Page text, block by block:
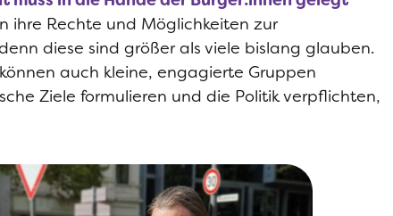
ihre Rechte und Möglichkeiten zur
diese sind größer als viele bislang glauben.
auch kleine, engagierte Gruppen
Ziele formulieren und die Politik verpflichten,